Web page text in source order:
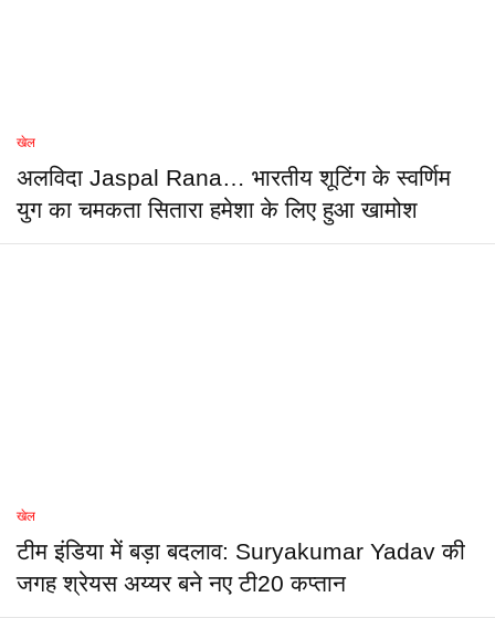
खेल
अलविदा Jaspal Rana… भारतीय शूटिंग के स्वर्णिम
युग का चमकता सितारा हमेशा के लिए हुआ खामोश
खेल
टीम इंडिया में बड़ा बदलाव: Suryakumar Yadav की
जगह श्रेयस अय्यर बने नए टी20 कप्तान